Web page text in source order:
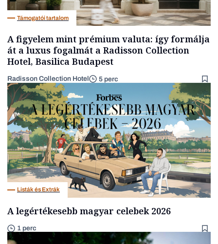
Támogatói tartalom
A figyelem mint prémium valuta: így formálja
át a luxus fogalmát a Radisson Collection
Hotel, Basilica Budapest
Radisson Collection Hotel 5 perc
Listák és Extrák
A legértékesebb magyar celebek 2026
1 perc